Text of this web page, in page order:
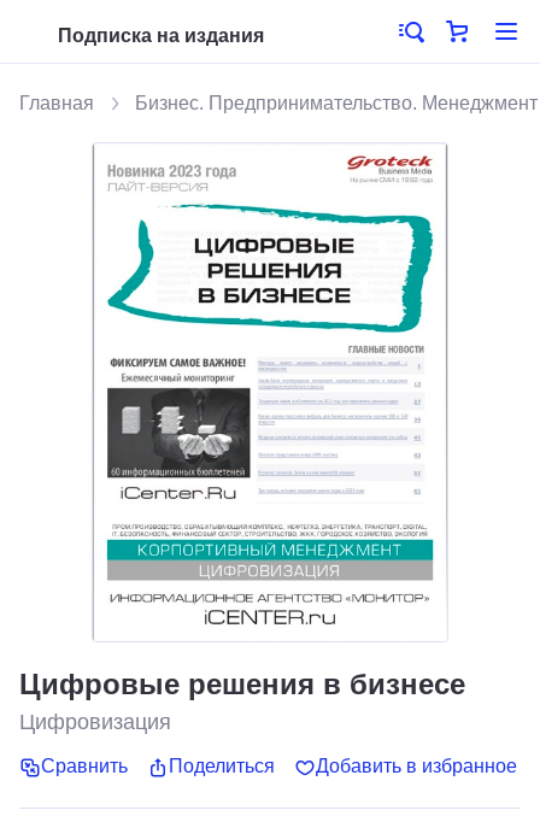
Подписка на издания
Главная Бизнес. Предпринимательство. Менеджмент
Цифровые решения в бизнесе
Цифровизация
Сравнить Поделиться Добавить в избранное